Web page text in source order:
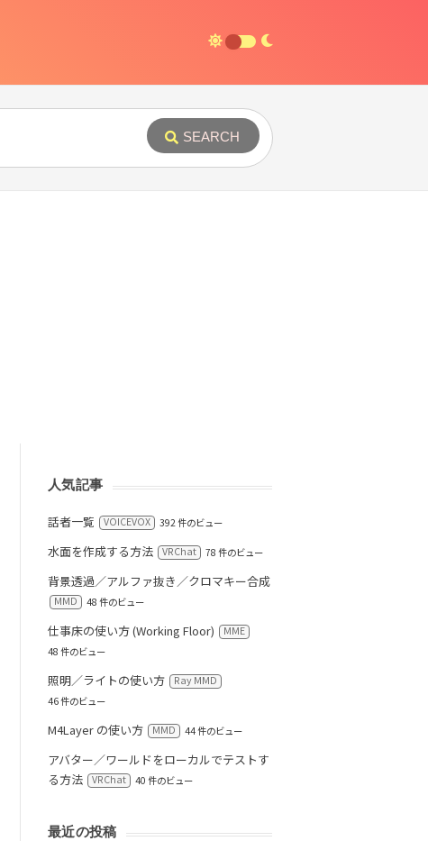
SEARCH
人気記事
話者一覧 VOICEVOX 392 件のビュー
水面を作成する方法 VRChat 78 件のビュー
背景透過／アルファ抜き／クロマキー合成
MMD 48 件のビュー
仕事床の使い方 (Working Floor)
MME
48 件のビュー
照明／ライトの使い方
Ray MMD
46 件のビュー
M4Layer の使い方 MMD 44 件のビュー
アバター／ワールドをローカルでテストす
る方法
VRChat 40 件のビュー
最近の投稿